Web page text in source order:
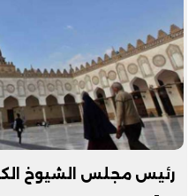
رئيس مجلس الشيوخ